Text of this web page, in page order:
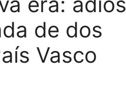
de dos
Vasco